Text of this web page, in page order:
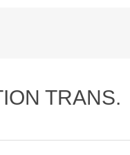
TRANS.